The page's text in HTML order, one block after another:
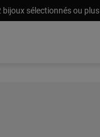
bijoux sélectionnés ou plus